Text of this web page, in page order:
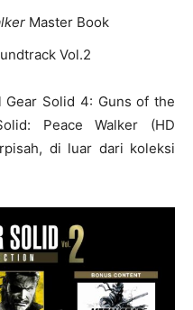
Master Book
Vol.2
Gear Solid 4: Guns of the
Peace Walker (HD
di luar dari koleksi